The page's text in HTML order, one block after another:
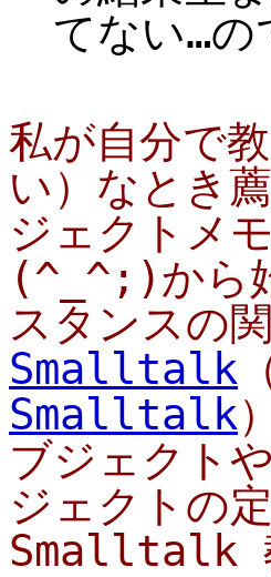
てない…の
私が自分で
い）なとき
ジェクトメ
(^_^;)から
スタンスの
Smalltalk
Smalltalk
ブジェクト
ジェクトの
Smalltalk